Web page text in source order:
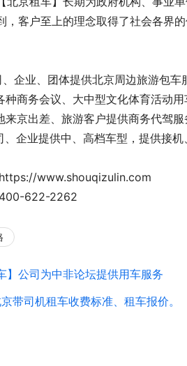
，客户至上的理念取得了社会各界
企业、团体提供北京周边旅游包车
商务会议、大中型文化体育活动用
京出差、旅游客户提供商务代驾服
企业提供中、高档车型，提供接机
www.shouqizulin.com
622-2262
】公司为中非论坛提供用车服务
带司机租车收费标准、租车报价。